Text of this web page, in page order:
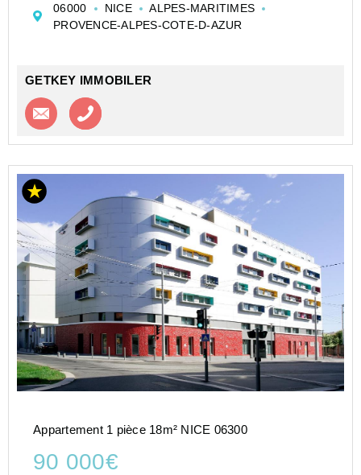
Loyer 640€ CC/mois
Charges 23€/mois. Taxe foncière 445€
06000 NICE
ALPES-MARITIMES
PROVENCE-ALPES-COTE-D-AZUR
GETKEY IMMOBILER
Contacter l'agence
Appartement 1 pièce 18m² NICE 06300
90 000€